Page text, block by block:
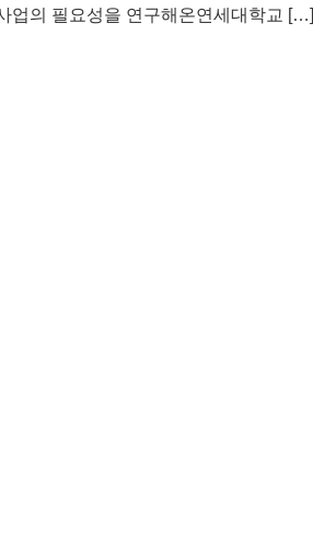
업의 필요성을 연구해온연세대학교 […]